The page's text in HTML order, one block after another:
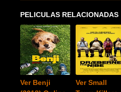
PELICULAS RELACIONADAS
Ver Benji
Ver Small